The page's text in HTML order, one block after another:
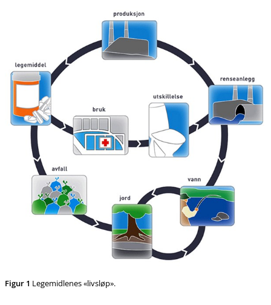
Figur 1 Legemidlenes «livsløp».